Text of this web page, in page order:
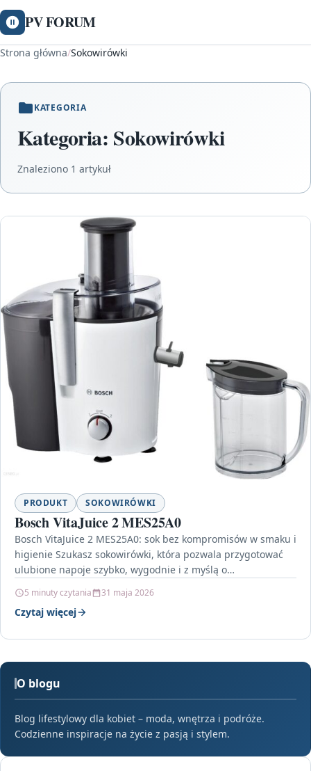
PV FORUM
Strona główna/Sokowirówki
KATEGORIA
Kategoria: Sokowirówki
Znaleziono 1 artykuł
PRODUKT SOKOWIRÓWKI
Bosch VitaJuice 2 MES25A0
Bosch VitaJuice 2 MES25A0: sok bez kompromisów w smaku i
higienie Szukasz sokowirówki, która pozwala przygotować
ulubione napoje szybko, wygodnie i z myślą o…
5 minuty czytania 31 maja 2026
Czytaj więcej
O blogu
Blog lifestylowy dla kobiet – moda, wnętrza i podróże.
Codzienne inspiracje na życie z pasją i stylem.